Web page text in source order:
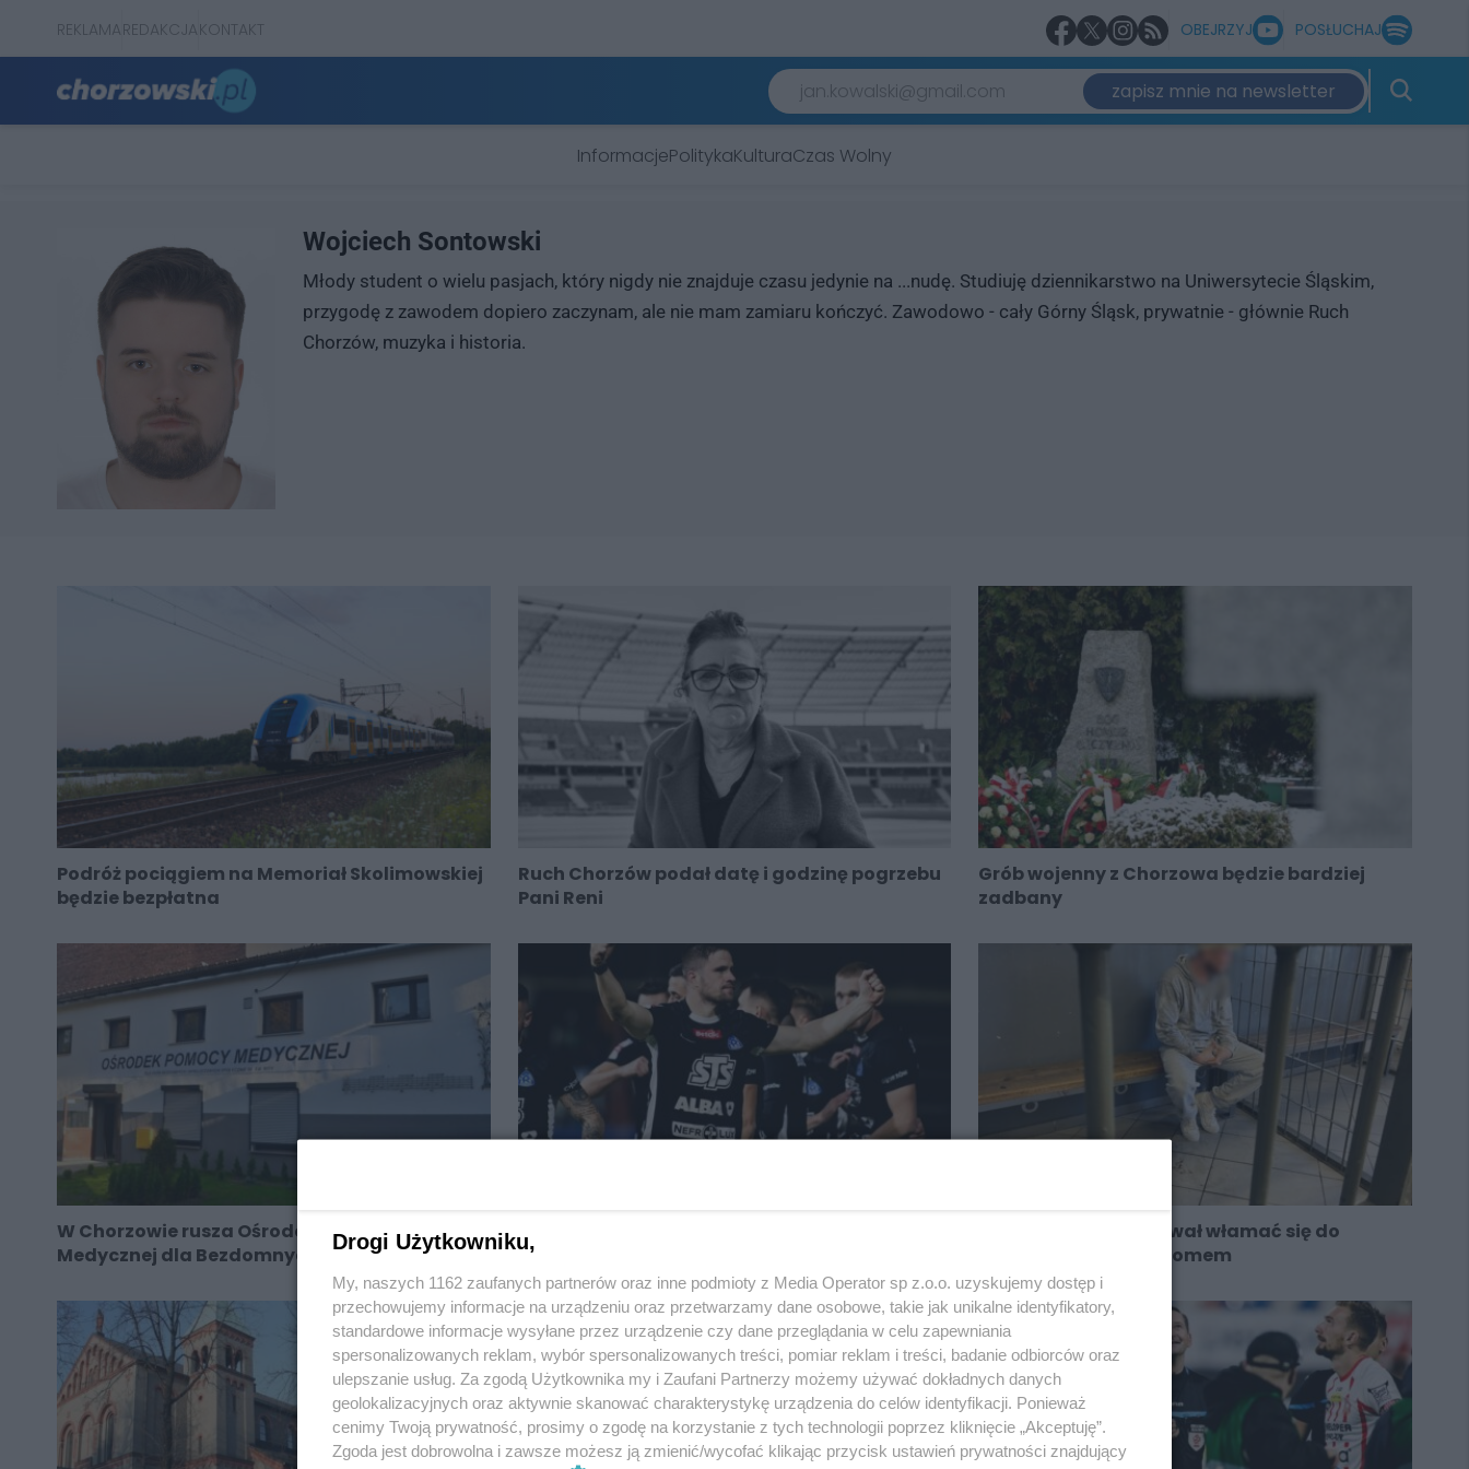
REKLAMAREDAKCJAKONTAKT OBEJRZYJ POSŁUCHAJ
zapisz mnie na newsletter
InformacjePolitykaKulturaCzas Wolny
Wojciech Sontowski
Młody student o wielu pasjach, który nigdy nie znajduje czasu jedynie na ...nudę. Studiuję dziennikarstwo na Uniwersytecie Śląskim,
przygodę z zawodem dopiero zaczynam, ale nie mam zamiaru kończyć. Zawodowo - cały Górny Śląsk, prywatnie - głównie Ruch
Chorzów, muzyka i historia.
Podróż pociągiem na Memoriał Skolimowskiej
będzie bezpłatna
Ruch Chorzów podał datę i godzinę pogrzebu
Pani Reni
Grób wojenny z Chorzowa będzie bardziej
zadbany
W Chorzowie rusza Ośrodek Pomocy
Medycznej dla Bezdomnych
Ruch przyjechał do Rzeszowa i bezczelnie
zgarnął 3 punkty
Chorzowianin próbował włamać się do
garażu kradzionym łomem
Drogi Użytkowniku,
My, naszych 1162 zaufanych partnerów oraz inne podmioty z Media Operator sp z.o.o. uzyskujemy dostęp i
przechowujemy informacje na urządzeniu oraz przetwarzamy dane osobowe, takie jak unikalne identyfikatory,
standardowe informacje wysyłane przez urządzenie czy dane przeglądania w celu zapewniania
spersonalizowanych reklam, wybór spersonalizowanych treści, pomiar reklam i treści, badanie odbiorców oraz
ulepszanie usług. Za zgodą Użytkownika my i Zaufani Partnerzy możemy używać dokładnych danych
geolokalizacyjnych oraz aktywnie skanować charakterystykę urządzenia do celów identyfikacji. Ponieważ
cenimy Twoją prywatność, prosimy o zgodę na korzystanie z tych technologii poprzez kliknięcie „Akceptuję”.
Zgoda jest dobrowolna i zawsze możesz ją zmienić/wycofać klikając przycisk ustawień prywatności znajdujący